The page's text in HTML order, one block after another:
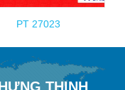
PT 27023
THỊNH